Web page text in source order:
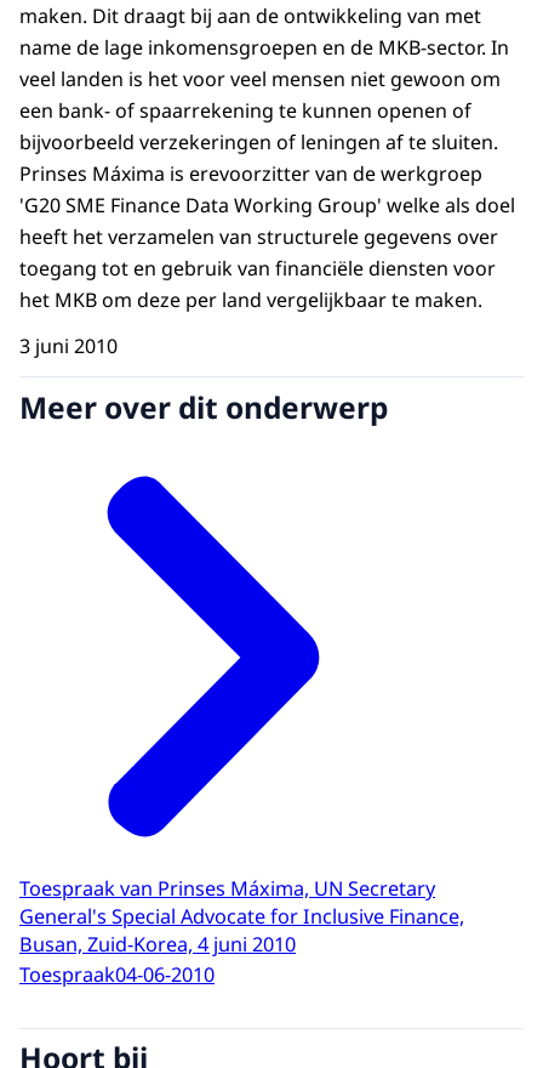
maken. Dit draagt bij aan de ontwikkeling van met
name de lage inkomensgroepen en de MKB-sector. In
veel landen is het voor veel mensen niet gewoon om
een bank- of spaarrekening te kunnen openen of
bijvoorbeeld verzekeringen of leningen af te sluiten.
Prinses Máxima is erevoorzitter van de werkgroep
'G20 SME Finance Data Working Group' welke als doel
heeft het verzamelen van structurele gegevens over
toegang tot en gebruik van financiële diensten voor
het MKB om deze per land vergelijkbaar te maken.
3 juni 2010
Meer over dit onderwerp
Toespraak van Prinses Máxima, UN Secretary
General's Special Advocate for Inclusive Finance,
Busan, Zuid-Korea, 4 juni 2010
Toespraak04-06-2010
Hoort bij